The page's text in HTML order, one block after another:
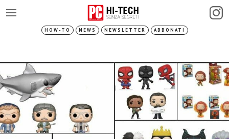
HOW-TO NEWS NEWSLETTER ABBONATI